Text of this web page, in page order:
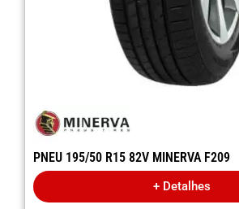
PNEU 195/50 R15 82V MINERVA F209
+ Detalhes